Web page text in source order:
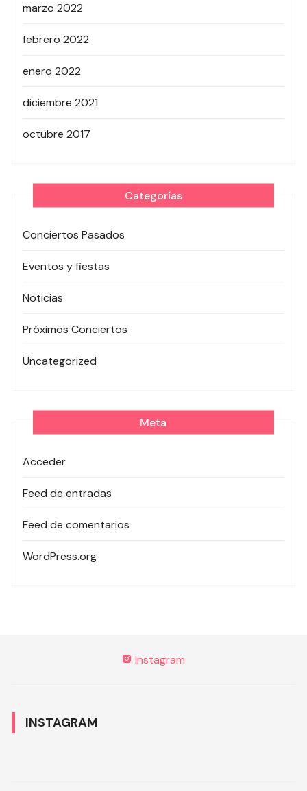
marzo 2022
febrero 2022
enero 2022
diciembre 2021
octubre 2017
Categorías
Conciertos Pasados
Eventos y fiestas
Noticias
Próximos Conciertos
Uncategorized
Meta
Acceder
Feed de entradas
Feed de comentarios
WordPress.org
Instagram
INSTAGRAM